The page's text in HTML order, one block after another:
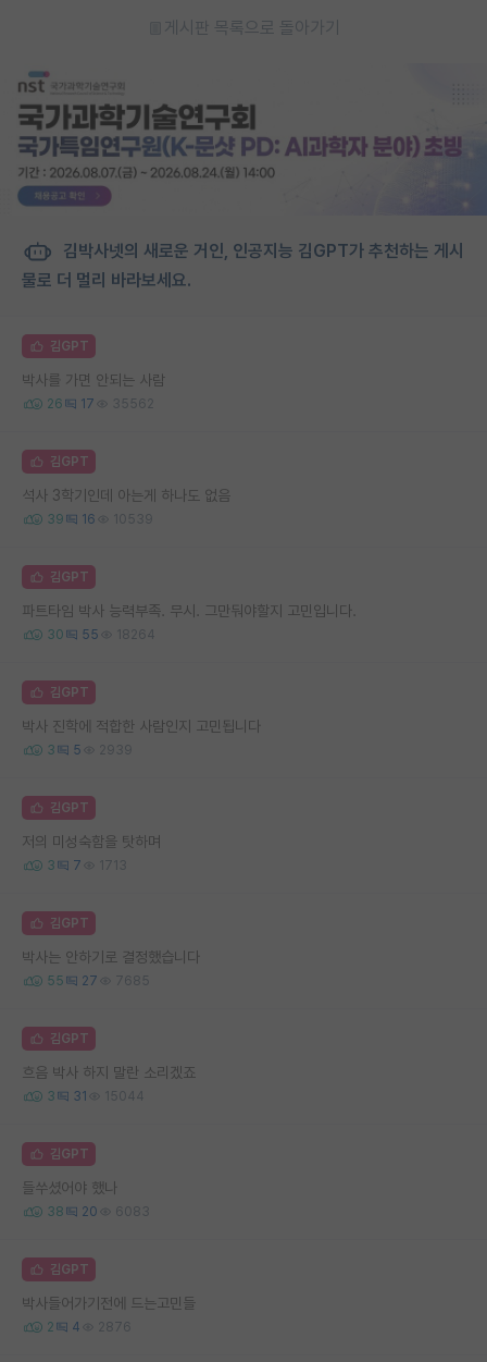
게시판 목록으로 돌아가기
김박사넷의 새로운 거인, 인공지능 김GPT가 추천하는 게시
물로 더 멀리 바라보세요.
김GPT
박사를 가면 안되는 사람
26 17 35562
김GPT
석사 3학기인데 아는게 하나도 없음
39 16 10539
김GPT
파트타임 박사 능력부족. 무시. 그만둬야할지 고민입니다.
30 55 18264
김GPT
박사 진학에 적합한 사람인지 고민됩니다
3 5 2939
김GPT
저의 미성숙함을 탓하며
3 7 1713
김GPT
박사는 안하기로 결정했습니다
55 27 7685
김GPT
흐음 박사 하지 말란 소리겠죠
3 31 15044
김GPT
들쑤셨어야 했나
38 20 6083
김GPT
박사들어가기전에 드는고민들
2 4 2876